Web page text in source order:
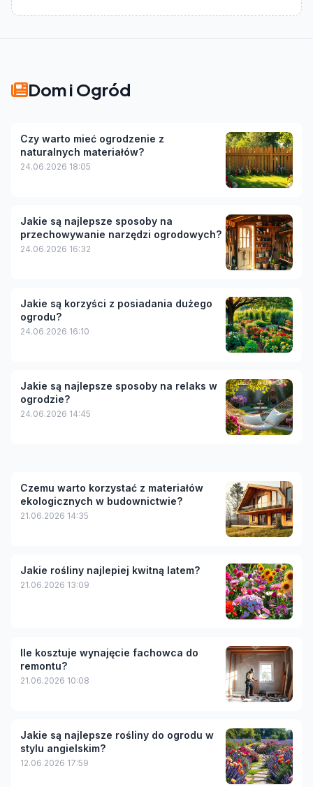
Dom i Ogród
Czy warto mieć ogrodzenie z
naturalnych materiałów?
24.06.2026 18:05
Jakie są najlepsze sposoby na
przechowywanie narzędzi ogrodowych?
24.06.2026 16:32
Jakie są korzyści z posiadania dużego
ogrodu?
24.06.2026 16:10
Jakie są najlepsze sposoby na relaks w
ogrodzie?
24.06.2026 14:45
Czemu warto korzystać z materiałów
ekologicznych w budownictwie?
21.06.2026 14:35
Jakie rośliny najlepiej kwitną latem?
21.06.2026 13:09
Ile kosztuje wynajęcie fachowca do
remontu?
21.06.2026 10:08
Jakie są najlepsze rośliny do ogrodu w
stylu angielskim?
12.06.2026 17:59